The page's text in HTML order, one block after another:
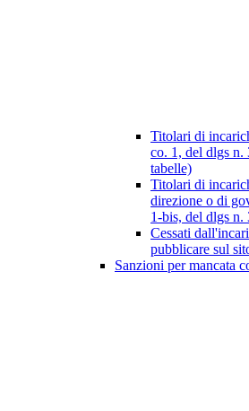
Titolari di
co. 1, del dlgs n.
tabelle)
Titolari di
direzione o di
1-bis, del dlgs n.
Cessati
pubblicare sul
Sanzioni per mancata